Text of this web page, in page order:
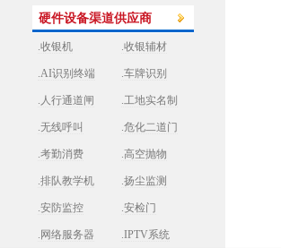
硬件设备渠道供应商
.收银机 .收银辅材
.AI识别终端 .车牌识别
.人行通道闸 .工地实名制
.无线呼叫 .危化二道门
.考勤消费 .高空抛物
.排队教学机 .扬尘监测
.安防监控 .安检门
.网络服务器 .IPTV系统